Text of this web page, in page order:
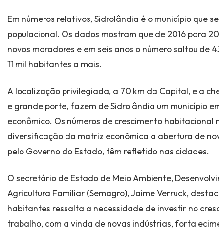
Em números relativos, Sidrolândia é o município que
populacional. Os dados mostram que de 2016 para
novos moradores e em seis anos o número saltou de
11 mil habitantes a mais.
A localização privilegiada, a 70 km da Capital, e a
e grande porte, fazem de Sidrolândia um município
econômico. Os números de crescimento
diversificação da matriz econômica a abertura de
pelo Governo do Estado, têm refletido nas cidades.
O secretário de Estado de Meio Ambiente,
Agricultura Familiar (Semagro), Jaime Verruck,
habitantes ressalta a necessidade de investir no
trabalho, com a vinda de novas indústrias,